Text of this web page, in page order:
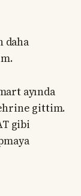
daha
ayında
gittim.
gibi